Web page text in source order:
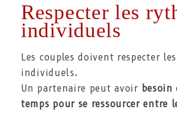
Respecter les
individuels
Les couples doivent respecter
individuels.
Un partenaire peut avoir besoin
temps pour se ressourcer entre